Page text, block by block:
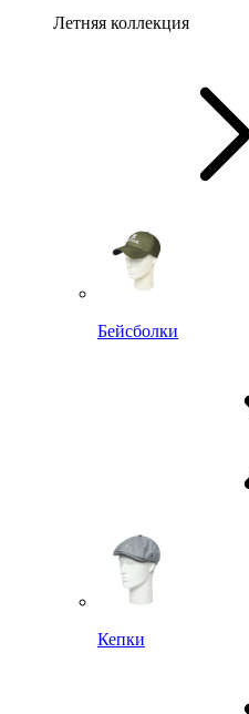
Летняя коллекция
Бейсболки
Кепки